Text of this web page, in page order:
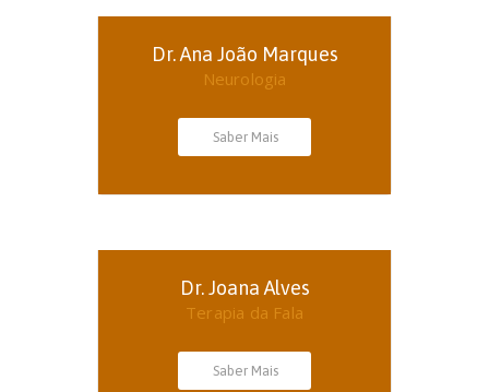
Dr. Ana João Marques
Neurologia
Saber Mais
Dr. Joana Alves
Terapia da Fala
Saber Mais